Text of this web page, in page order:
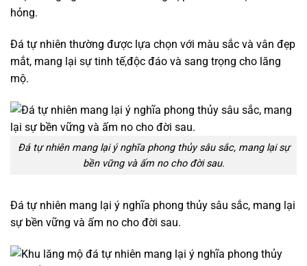
Đá tự nhiên thường được lựa chọn với màu sắc và vân đẹp
mắt, mang lại sự tinh tế,độc đáo và sang trọng cho lăng
mộ.
Đá tự nhiên mang lại ý nghĩa phong thủy sâu sắc, mang lại sự
bền vững và ấm no cho đời sau.
Đá tự nhiên mang lại ý nghĩa phong thủy sâu sắc, mang lại
sự bền vững và ấm no cho đời sau.